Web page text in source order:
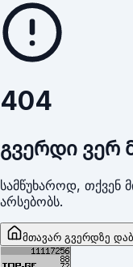
404
გვერდი ვერ
სამწუხაროდ, თქვენ
არსებობს.
მთავარ გვერდზე